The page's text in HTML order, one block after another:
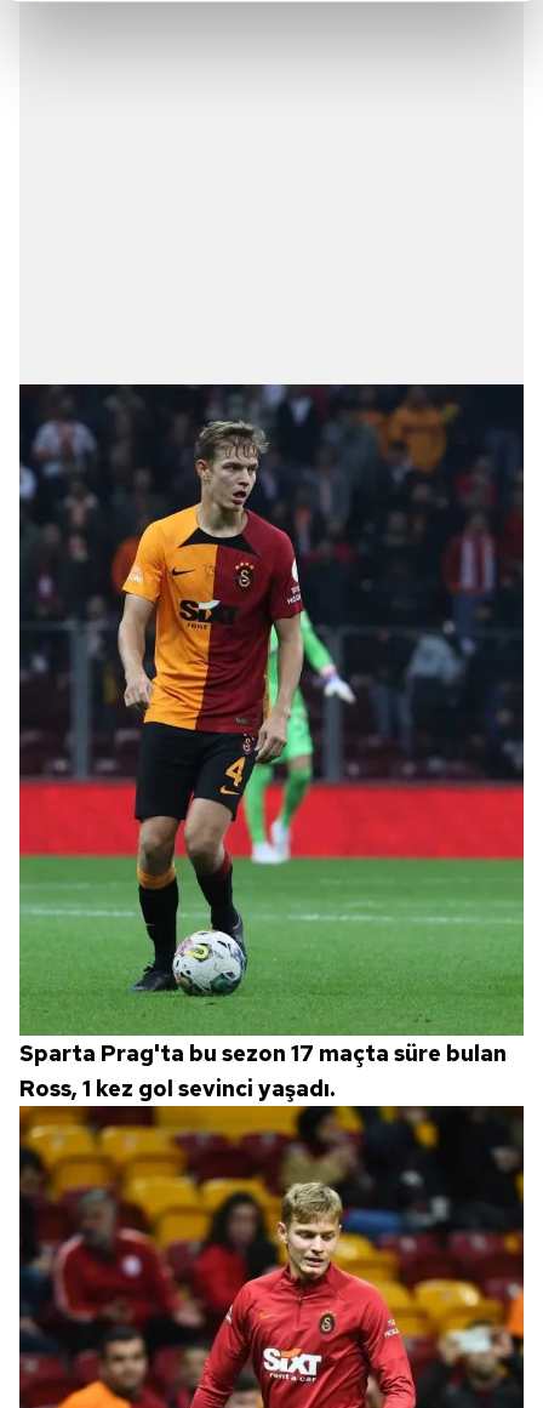
reklam/pazarlama faaliyetlerinin yapılması, amaçlarıyla
sınırlı olarak açık rızanız dahilinde kullanılacaktır.
Çerezlere ilişkin tercihlerinizi aşağıda yer alan panel
vasıtasıyla belirleyebilirsiniz. Çerezlere ilişkin detaylı bilgi
için Ayarlar butonuna tıklayabilir, Çerez Bilgilendirme
Metnimizi
ziyaret edebilirsiniz.
6698 sayılı Kişisel Verilerin Korunması Kanunu uyarınca
hazırlanmış Aydınlatma Metnimizi okumak ve sitemizde
ilgili mevzuata uygun olarak kullanılan çerezlerle ilgili bilgi
almak için lütfentıklayınız.
Sparta Prag'ta bu sezon 17 maçta süre bulan
Ross, 1 kez gol sevinci yaşadı.